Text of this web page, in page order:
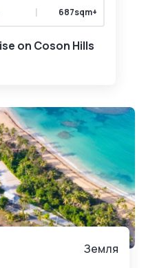
| 687sqm+
on Coson Hills
Земля